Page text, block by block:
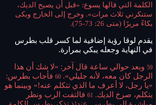
الكلمة التي قالها يسوع: «قبل أن يصيح الديك،
ستنكرني ثلاث مرات». وخرج إلى الخارج وبكى
بكاءً مريرًا (متى 26: 73-75).
يقدم لوقا رؤية إضافية لما كسر قلب بطرس
في النهاية وجعله يبكي بمرارة.
59 وبعد حوالي ساعة قال آخر: «لا شك أن هذا
الرجل كان معه، لأنه جليلي». 60 فأجاب بطرس:
«يا رجل، لا أعرف ما الذي تتكلم عنه!» وبينما هو
يتكلم، صرخ الديك. 61 فالتفت الرب ونظر